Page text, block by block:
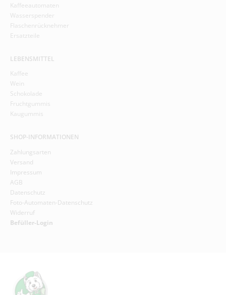
Kaffeeautomaten
Wasserspender
Flaschenrücknehmer
Ersatzteile
LEBENSMITTEL
Kaffee
Wein
Schokolade
Fruchtgummis
Kaugummis
SHOP-INFORMATIONEN
Zahlungsarten
Versand
Impressum
AGB
Datenschutz
Foto-Automaten-Datenschutz
Widerruf
Befüller-Login